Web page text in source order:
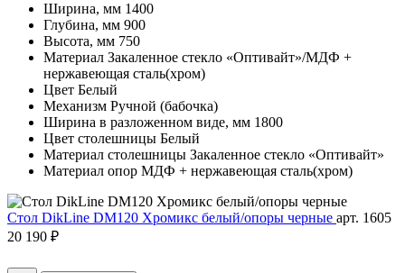
Ширина, мм 1400
Глубина, мм 900
Высота, мм 750
Материал Закаленное стекло «Оптивайт»/МДФ +
нержавеющая сталь(хром)
Цвет Белый
Механизм Ручной (бабочка)
Ширина в разложенном виде, мм 1800
Цвет столешницы Белый
Материал столешницы Закаленное стекло «Оптивайт»
Материал опор МДФ + нержавеющая сталь(хром)
Стол DikLine DM120 Хромикс белый/опоры черные арт. 1605
20 190 ₽